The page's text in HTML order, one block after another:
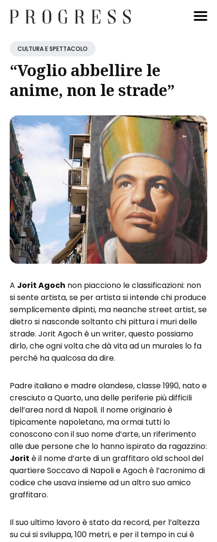
Cerca
CULTURA E SPETTACOLO
“Voglio abbellire le
anime, non le strade”
A Jorit Agoch non piacciono le classificazioni: non
si sente artista, se per artista si intende chi produce
semplicemente dipinti, ma neanche street artist, se
dietro si nasconde soltanto chi pittura i muri delle
strade. Jorit Agoch è un writer, questo possiamo
dirlo, che ogni volta che dà vita ad un murales lo fa
perché ha qualcosa da dire.
Padre italiano e madre olandese, classe 1990, nato e
cresciuto a Quarto, una delle periferie più difficili
dell’area nord di Napoli. Il nome originario è
tipicamente napoletano, ma ormai tutti lo
conoscono con il suo nome d’arte, un riferimento
alle due persone che lo hanno ispirato da ragazzino:
Jorit è il nome d’arte di un graffitaro old school del
quartiere Soccavo di Napoli e Agoch è l’acronimo di
codice che usava insieme ad un altro suo amico
graffitaro.
Il suo ultimo lavoro è stato da record, per l’altezza
su cui si sviluppa, 100 metri, e per il tempo in cui è